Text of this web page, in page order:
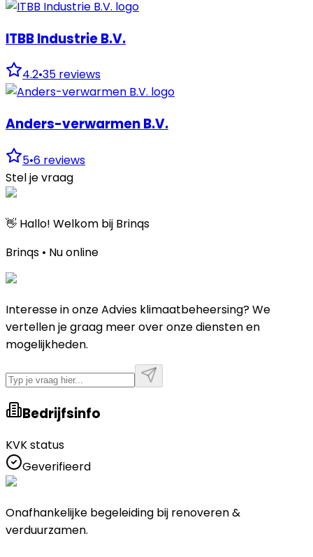
ITBB Industrie B.V.
4.2•35 reviews
Anders-verwarmen B.V.
5•6 reviews
Stel je vraag
👋 Hallo! Welkom bij Brinqs
Brinqs • Nu online
Interesse in onze Advies klimaatbeheersing? We
vertellen je graag meer over onze diensten en
mogelijkheden.
Bedrijfsinfo
KVK status
Geverifieerd
Onafhankelijke begeleiding bij renoveren &
verduurzamen.